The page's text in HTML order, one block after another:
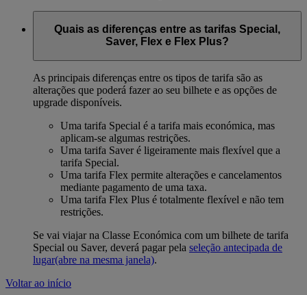
Quais as diferenças entre as tarifas Special,
Saver, Flex e Flex Plus?
As principais diferenças entre os tipos de tarifa são as
alterações que poderá fazer ao seu bilhete e as opções de
upgrade disponíveis.
Uma tarifa Special é a tarifa mais económica, mas
aplicam-se algumas restrições.
Uma tarifa Saver é ligeiramente mais flexível que a
tarifa Special.
Uma tarifa Flex permite alterações e cancelamentos
mediante pagamento de uma taxa.
Uma tarifa Flex Plus é totalmente flexível e não tem
restrições.
Se vai viajar na Classe Económica com um bilhete de tarifa
Special ou Saver, deverá pagar pela seleção antecipada de
lugar(abre na mesma janela).
Voltar ao início